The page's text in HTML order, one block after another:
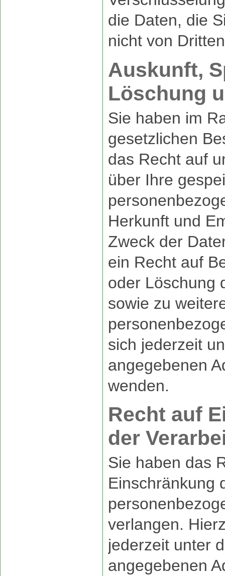
die Daten, die
nicht von
Auskunft,
Löschung
Sie haben im
gesetzlichen
das Recht auf
über Ihre
Herkunft und
Zweck der
ein Recht auf
oder Löschung
sowie zu
sich jederzeit
angegebenen
wenden.
Recht auf
der
Sie haben das
Einschränkung
verlangen.
jederzeit unter
angegebenen